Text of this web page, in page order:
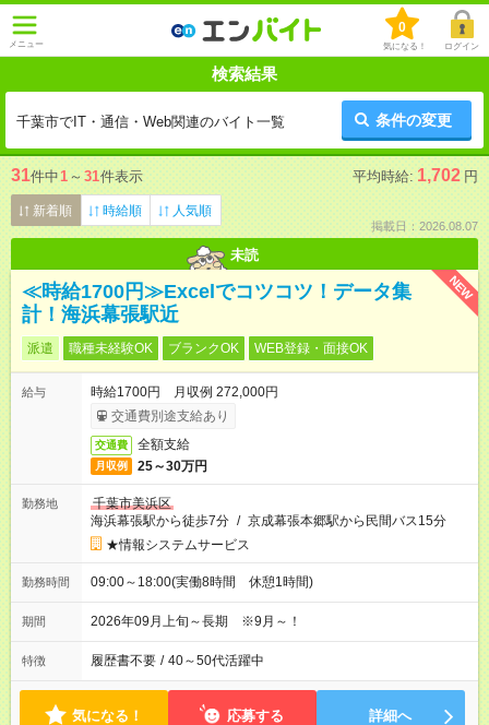
メニュー
0
気になる！ ログイン
検索結果
千葉市でIT・通信・Web関連のバイト一覧 条件の変更
31件中1 ～ 31件表示 平均時給: 1,702 円
新着順 時給順 人気順
掲載日：2026.08.07
未読
NEW
≪時給1700円≫Excelでコツコツ！データ集
計！海浜幕張駅近
派遣 職種未経験OK ブランクOK WEB登録・面接OK
給与
時給1700円 月収例 272,000円
交通費別途支給あり
交通費 全額支給
月収例 25～30万円
勤務地
千葉市美浜区
海浜幕張駅から徒歩7分 / 京成幕張本郷駅から民間バス15分
★情報システムサービス
勤務時間 09:00～18:00(実働8時間 休憩1時間)
期間 2026年09月上旬～長期 ※9月～！
特徴 履歴書不要 / 40～50代活躍中
気になる！ 応募する 詳細へ